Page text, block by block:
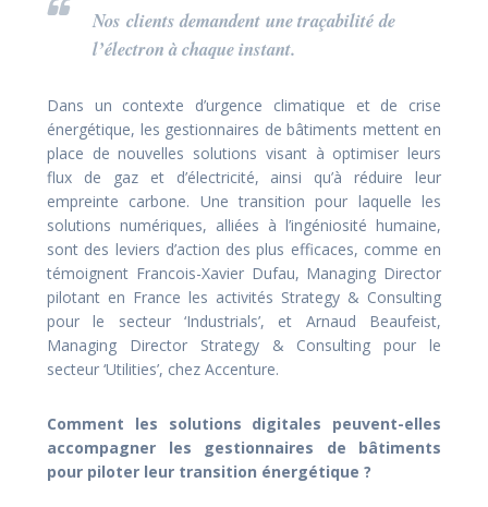
Nos clients demandent une traçabilité de
l’électron à chaque instant.
Dans un contexte d’urgence climatique et de crise
énergétique, les gestionnaires de bâtiments mettent en
place de nouvelles solutions visant à optimiser leurs
flux de gaz et d’électricité, ainsi qu’à réduire leur
empreinte carbone. Une transition pour laquelle les
solutions numériques, alliées à l’ingéniosité humaine,
sont des leviers d’action des plus efficaces, comme en
témoignent Francois-Xavier Dufau, Managing Director
pilotant en France les activités Strategy & Consulting
pour le secteur ‘Industrials’, et Arnaud Beaufeist,
Managing Director Strategy & Consulting pour le
secteur ‘Utilities’, chez Accenture.
Comment les solutions digitales peuvent-elles
accompagner les gestionnaires de bâtiments
pour piloter leur transition énergétique ?